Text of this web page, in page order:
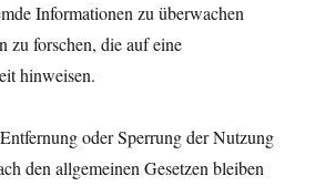
Informationen zu überwachen
zu forschen, die auf eine
hinweisen.
oder Sperrung der Nutzung
den allgemeinen Gesetzen bleiben